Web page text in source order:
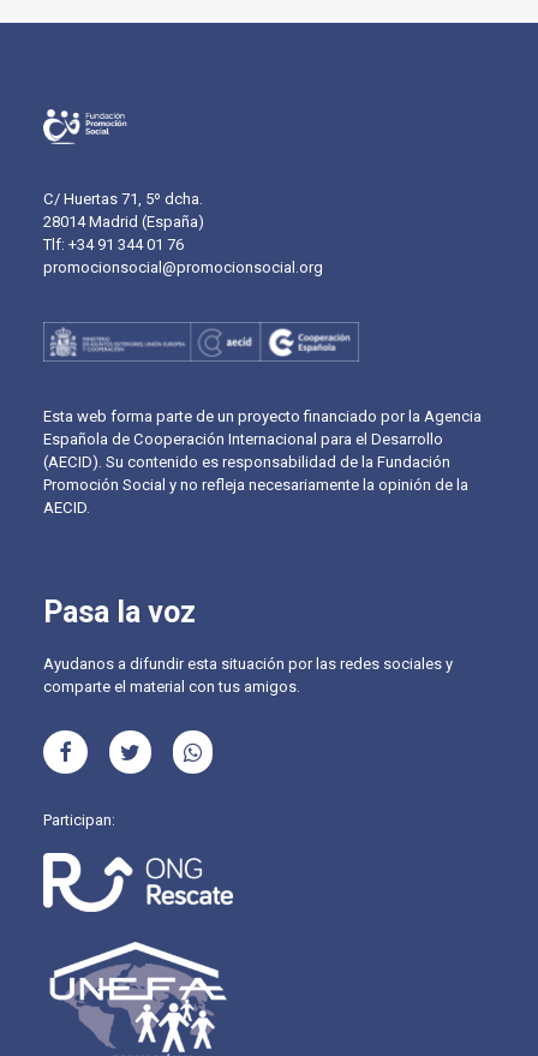
C/ Huertas 71, 5º dcha.
28014 Madrid (España)
Tlf: +34 91 344 01 76
promocionsocial@promocionsocial.org
Esta web forma parte de un proyecto financiado por la Agencia
Española de Cooperación Internacional para el Desarrollo
(AECID). Su contenido es responsabilidad de la Fundación
Promoción Social y no refleja necesariamente la opinión de la
AECID.
Pasa la voz
Ayudanos a difundir esta situación por las redes sociales y
comparte el material con tus amigos.
Participan: